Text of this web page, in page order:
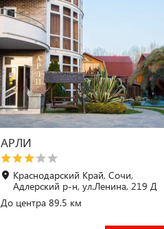
АРЛИ
Краснодарский Край, Сочи,
Адлерский р-н, ул.Ленина, 219 Д
До центра 89.5 км